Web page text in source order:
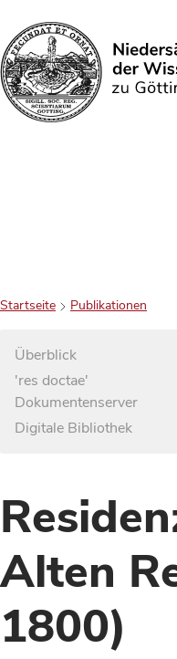
Suchen
Startseite Publikationen
Überblick
'res doctae'
Dokumentenserver
Digitale Bibliothek
Alten
1800)